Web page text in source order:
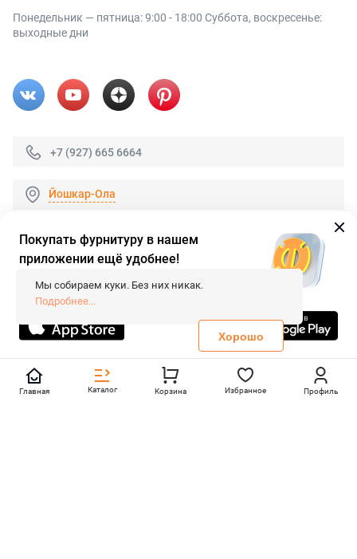
Понедельник — пятница: 9:00 - 18:00 Суббота, воскресенье:
выходные дни
+7 (927) 665 6664
Йошкар-Ола
© 2026 «FieraShop.ru»
Сопровождение сайта
- Вебформат.
Все права защищены.
Не является публичной офертой
Политика конфиденциальности
Главная Каталог Корзина Избранное Профиль
Покупать фурнитуру в нашем
приложении ещё удобнее!
Мы собираем куки. Без них никак.
Подробнее...
Хорошо